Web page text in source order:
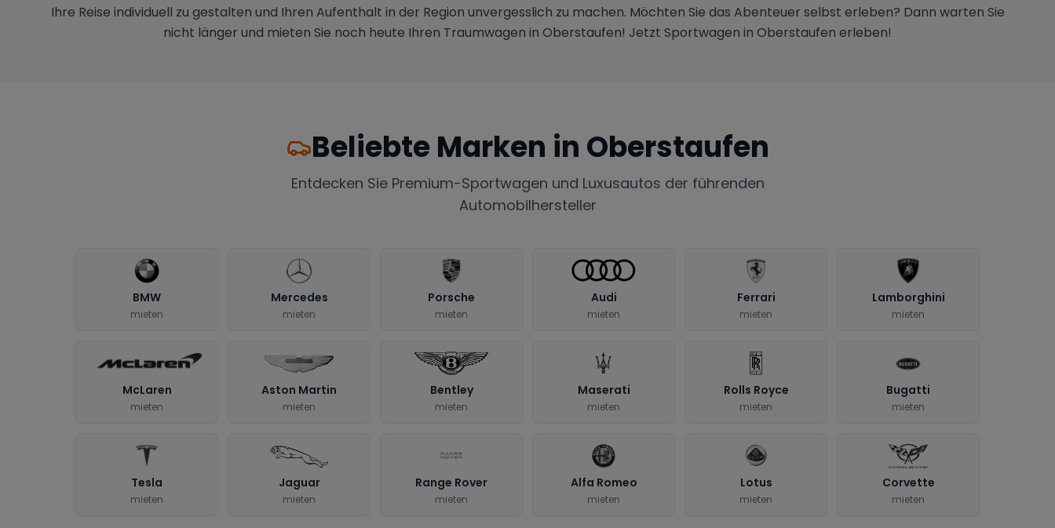
Ihre Reise individuell zu gestalten und Ihren Aufenthalt in der Region unvergesslich zu machen. Möchten Sie das Abenteuer selbst erleben? Dann warten Sie
nicht länger und mieten Sie noch heute Ihren Traumwagen in Oberstaufen! Jetzt Sportwagen in Oberstaufen erleben!
Beliebte Marken in Oberstaufen
Entdecken Sie Premium-Sportwagen und Luxusautos der führenden
Automobilhersteller
BMW
mieten
Mercedes
mieten
Porsche
mieten
Audi
mieten
Ferrari
mieten
Lamborghini
mieten
McLaren
mieten
Aston Martin
mieten
Bentley
mieten
Maserati
mieten
Rolls Royce
mieten
Bugatti
mieten
Tesla
mieten
Jaguar
mieten
Range Rover
mieten
Alfa Romeo
mieten
Lotus
mieten
Corvette
mieten